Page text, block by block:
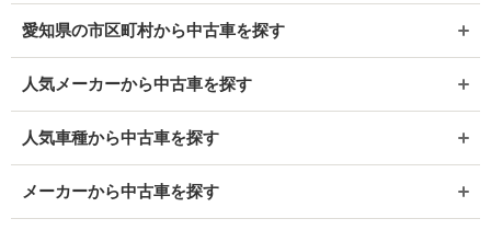
愛知県の市区町村から中古車を探す
人気メーカーから中古車を探す
人気車種から中古車を探す
メーカーから中古車を探す